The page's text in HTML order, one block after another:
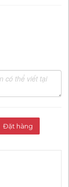
Đặt hàng